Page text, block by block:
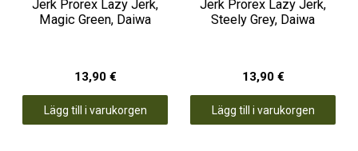
Jerk Prorex Lazy Jerk,
Magic Green, Daiwa
13,90 €
Lägg till i varukorgen
Jerk Prorex Lazy Jerk,
Steely Grey, Daiwa
13,90 €
Lägg till i varukorgen